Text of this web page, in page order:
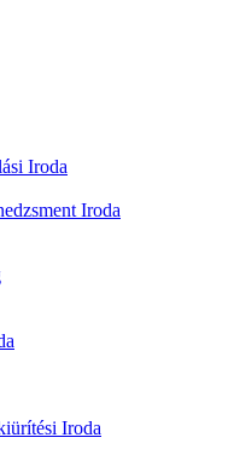
Iroda
Iroda
Iroda